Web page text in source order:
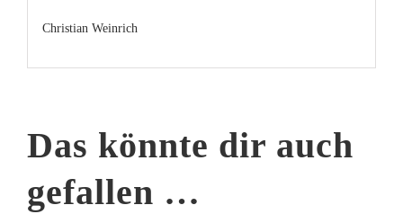
Christian Weinrich
Das könnte dir auch
gefallen …